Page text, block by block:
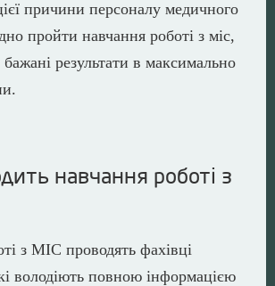
причини персоналу медичного
пройти навчання роботі з міс,
результати в максимально
навчання роботі з
з МІС проводять фахівці
володіють повною інформацією